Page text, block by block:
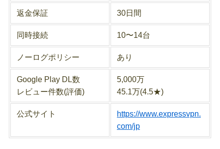
返金保証 30日間
同時接続 10〜14台
ノーログポリシー あり
Google Play DL数
レビュー件数(評価)
5,000万
45.1万(4.5★)
公式サイト
https://www.expressvpn.
com/jp